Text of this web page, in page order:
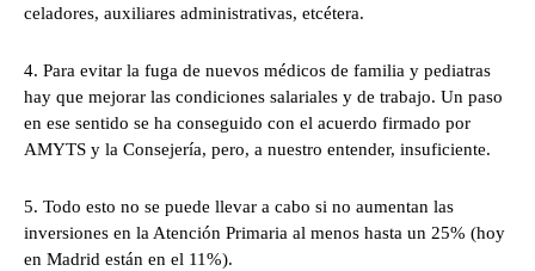
celadores, auxiliares administrativas, etcétera.
4. Para evitar la fuga de nuevos médicos de familia y pediatras
hay que mejorar las condiciones salariales y de trabajo. Un paso
en ese sentido se ha conseguido con el acuerdo firmado por
AMYTS y la Consejería, pero, a nuestro entender, insuficiente.
5. Todo esto no se puede llevar a cabo si no aumentan las
inversiones en la Atención Primaria al menos hasta un 25% (hoy
en Madrid están en el 11%).